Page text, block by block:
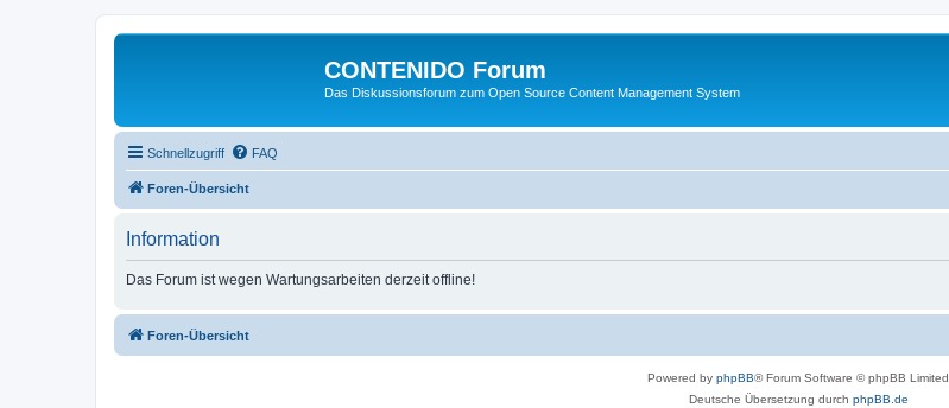
CONTENIDO Forum
Das Diskussionsforum zum Open Source Content Management System
Schnellzugriff FAQ
Foren-Übersicht
Information
Das Forum ist wegen Wartungsarbeiten derzeit offline!
Foren-Übersicht
Powered by phpBB® Forum Software © phpBB Limited
Deutsche Übersetzung durch phpBB.de